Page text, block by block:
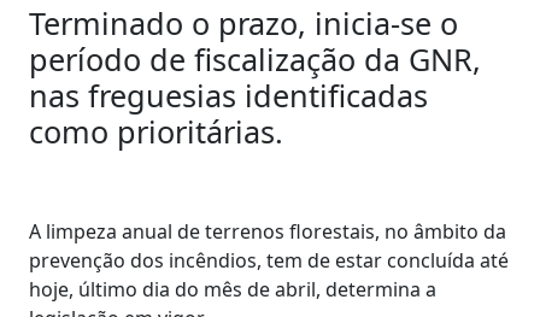
Terminado o prazo, inicia-se o
período de fiscalização da GNR,
nas freguesias identificadas
como prioritárias.
A limpeza anual de terrenos florestais, no âmbito da
prevenção dos incêndios, tem de estar concluída até
hoje, último dia do mês de abril, determina a